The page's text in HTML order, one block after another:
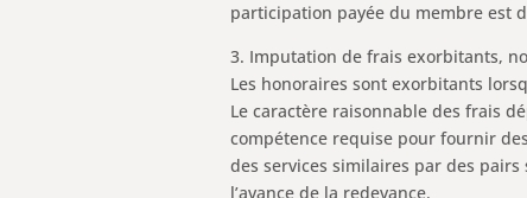
participation payée du membre est
3. Imputation de frais exorbitants,
Les honoraires sont exorbitants
Le caractère raisonnable des frais
compétence requise pour fournir
des services similaires par des
l’avance de la redevance.